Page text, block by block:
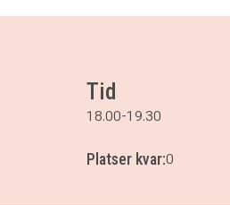
Tid
18.00-19.30
Platser kvar:0